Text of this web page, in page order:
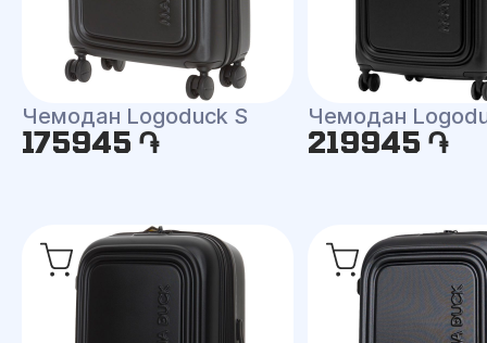
Чемодан Logoduck S
175945 ֏
Чемодан
219945 ֏